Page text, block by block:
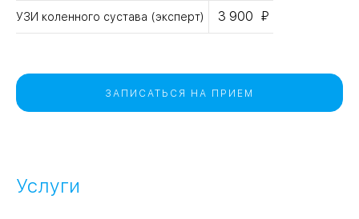
УЗИ коленного сустава (эксперт) 3 900
ЗАПИСАТЬСЯ НА ПРИЕМ
Услуги